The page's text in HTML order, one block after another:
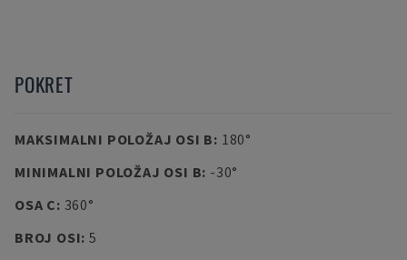
POKRET
MAKSIMALNI POLOŽAJ OSI B: 180°
MINIMALNI POLOŽAJ OSI B: -30°
OSA C: 360°
BROJ OSI: 5